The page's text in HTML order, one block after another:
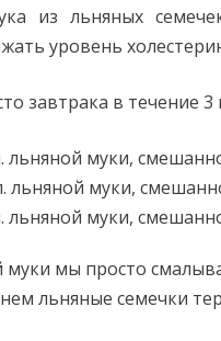
из льняных
уровень
завтрака в течение 3
льняной муки,
льняной муки,
льняной муки,
муки мы просто
льняные семечки